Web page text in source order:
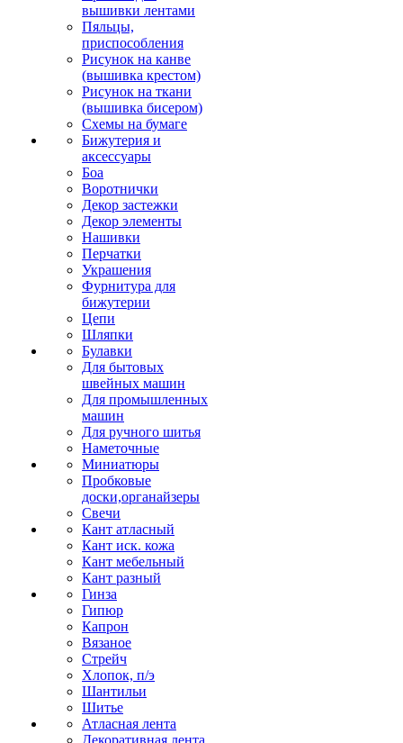
вышивки лентами
Пяльцы,
приспособления
Рисунок на канве
(вышивка крестом)
Рисунок на ткани
(вышивка бисером)
Схемы на бумаге
Бижутерия и
аксессуары
Боа
Воротнички
Декор застежки
Декор элементы
Нашивки
Перчатки
Украшения
Фурнитура для
бижутерии
Цепи
Шляпки
Булавки
Для бытовых
швейных машин
Для промышленных
машин
Для ручного шитья
Наметочные
Миниатюры
Пробковые
доски,органайзеры
Свечи
Кант атласный
Кант иск. кожа
Кант мебельный
Кант разный
Гинза
Гипюр
Капрон
Вязаное
Стрейч
Хлопок, п/э
Шантильи
Шитье
Атласная лента
Декоративная лента